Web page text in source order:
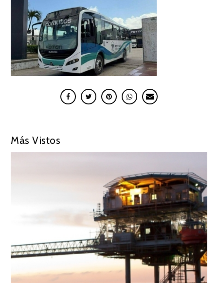
Más Vistos